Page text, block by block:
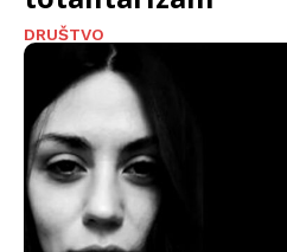
DRUŠTVO